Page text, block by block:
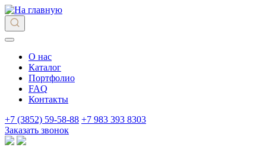
О нас
Каталог
Портфолио
FAQ
Контакты
+7 (3852) 59-58-88 +7 983 393 8303
Заказать звонок